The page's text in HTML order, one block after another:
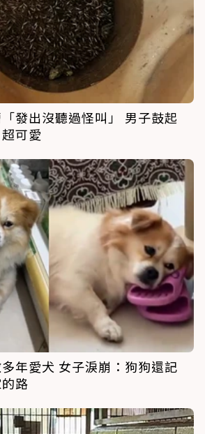
發出沒聽過怪叫」 男子鼓起
可愛
年愛犬 女子淚崩：狗狗還記
路